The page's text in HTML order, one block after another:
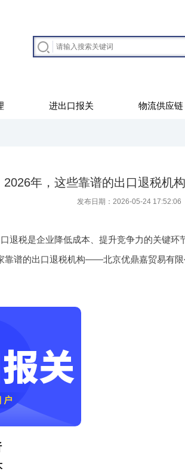
进出口报关 物流供应链
2026年，这些靠谱的出口退税机
发布日期：2026-05-24 17:52:06
退税是企业降低成本、提升竞争力的关键
靠谱的出口退税机构——北京优鼎嘉贸易有